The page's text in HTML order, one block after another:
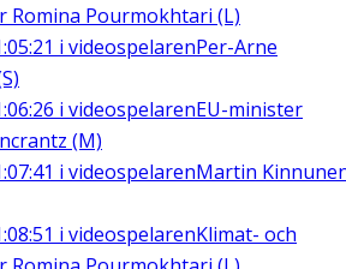
Romina Pourmokhtari (L)
i videospelarenPer-Arne
i videospelarenEU-minister
(M)
i videospelarenMartin
i videospelarenKlimat- och